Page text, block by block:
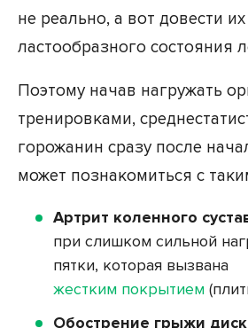
не реально, а вот довести
ластообразного состояния
Поэтому начав нагружать
тренировками,
горожанин сразу после
может познакомиться с
Артрит коленного
при слишком сильной
пятки, которая вызвана
жестким покрытием
Обострение грыжи